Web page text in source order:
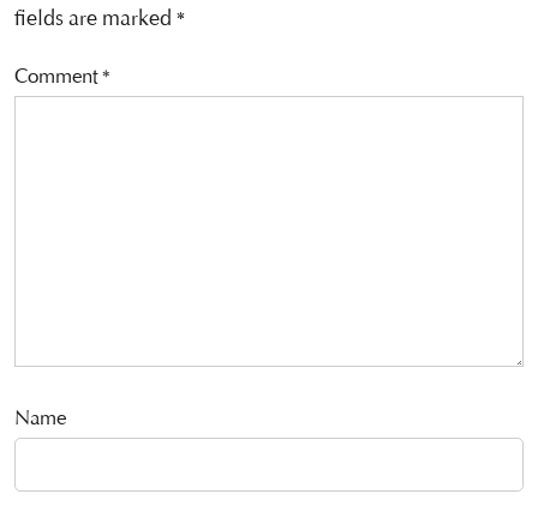
fields are marked *
Comment*
Name